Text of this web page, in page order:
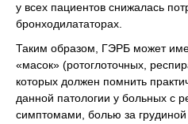
у всех пациентов снижалась
бронходилататорах.
Таким образом, ГЭРБ может
«масок» (ротоглоточных,
которых должен помнить
данной патологии у больных с
симптомами, болью за